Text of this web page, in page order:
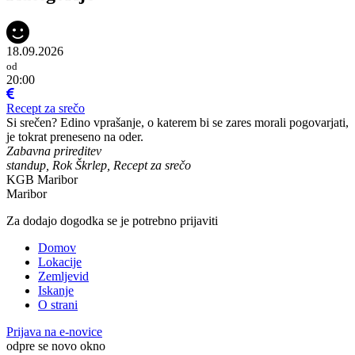
18.09.2026
od
20:00
Recept za srečo
Si srečen? Edino vprašanje, o katerem bi se zares morali pogovarjati,
je tokrat preneseno na oder.
Zabavna prireditev
standup, Rok Škrlep, Recept za srečo
KGB Maribor
Maribor
Za dodajo dogodka se je potrebno prijaviti
Domov
Lokacije
Zemljevid
Iskanje
O strani
Prijava na e-novice
odpre se novo okno